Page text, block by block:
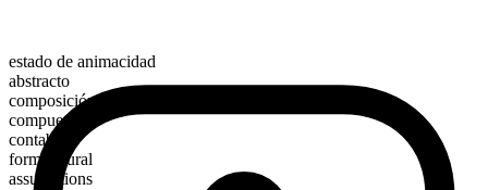
estado de animacidad
abstracto
composición morfológica
compuesto
contable
forma plural
assumptions